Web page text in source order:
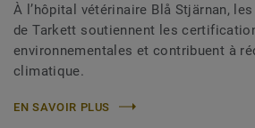
À l’hôpital vétérinaire Blå Stjärnan,
de Tarkett soutiennent les
environnementales et contribuent à
climatique.
EN SAVOIR PLUS